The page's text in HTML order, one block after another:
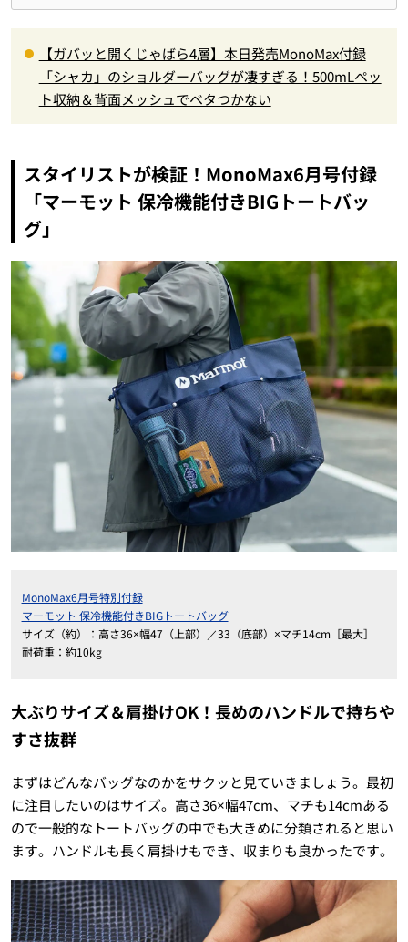
【ガバッと開くじゃばら4層】本日発売MonoMax付録
「シャカ」のショルダーバッグが凄すぎる！500mLペッ
ト収納＆背面メッシュでベタつかない
スタイリストが検証！MonoMax6月号付録
「マーモット 保冷機能付きBIGトートバッ
グ」
MonoMax6月号特別付録
マーモット 保冷機能付きBIGトートバッグ
サイズ（約）：高さ36×幅47（上部）／33（底部）×マチ14cm［最大］
耐荷重：約10kg
大ぶりサイズ＆肩掛けOK！長めのハンドルで持ちや
すさ抜群
まずはどんなバッグなのかをサクッと見ていきましょう。最初
に注目したいのはサイズ。高さ36×幅47cm、マチも14cmある
ので一般的なトートバッグの中でも大きめに分類されると思い
ます。ハンドルも長く肩掛けもでき、収まりも良かったです。